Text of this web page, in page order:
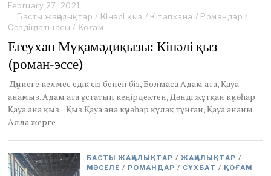
February 27, 2021
e
p
e
m
b
e
5
,
Басты жаңалықтар / Кінәлі қыз / Кітапхана / Романдар /
Сөздің патшасы / Қоғам
Егеухан Мұқамәдиқызы: Кінәлі қыз
(роман-эссе)
Дүниеге келмес едік сіз бенен біз, Болмаса Адам ата, Қауа
анамыз. Адам ата ұстатып кеңірдектен, Дәнді жұтқан күнәһар
Қауа ана қыз. Қыз Қауа ана күнәһар құлақ тұнған, Қауа ананы
Алла жерге
БАСТЫ ЖАҢАЛЫҚТАР / ЖАҢАЛЫҚТАР /
МӘСЕЛЕ / РОМАНДАР / СҰХБАТ / ҚОҒАМ